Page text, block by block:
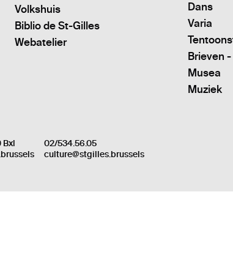
Volkshuis
Biblio de St-Gilles
Webatelier
Dans
Varia
Brieven
Musea
Muziek
Bxl
02/534.56.05
culture@stgilles.brussels